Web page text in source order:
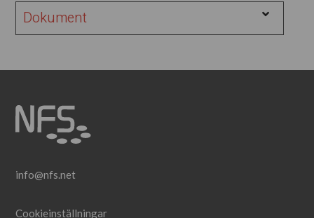
Dokument
info@nfs.net
Cookieinställningar